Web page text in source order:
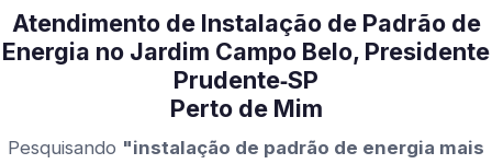
Atendimento de Instalação de Padrão de
Energia no Jardim Campo Belo, Presidente
Prudente‑SP
Perto de Mim
Pesquisando "instalação de padrão de energia mais